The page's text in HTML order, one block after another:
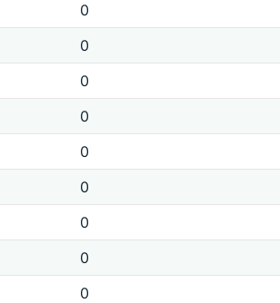
0
0
0
0
0
0
0
0
0